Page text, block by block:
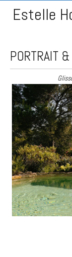
Estelle
PORTRAIT